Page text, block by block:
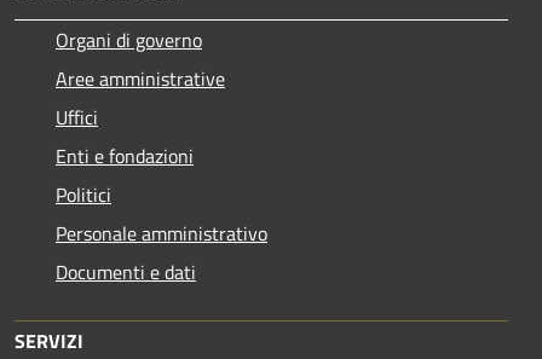
Organi di governo
Aree amministrative
Uffici
Enti e fondazioni
Politici
Personale amministrativo
Documenti e dati
SERVIZI